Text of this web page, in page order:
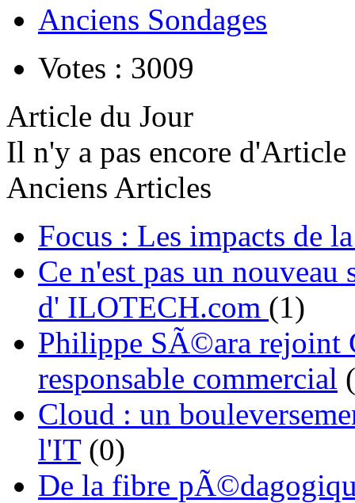
Anciens Sondages
Votes : 3009
Article du Jour
Il n'y a pas encore d'Article
Anciens Articles
Focus : Les impacts de
Ce n'est pas un
d' ILOTECH.com (1)
Philippe SÃ©ara rejoint
responsable commercial
Cloud : un
l'IT(0)
De la fibre